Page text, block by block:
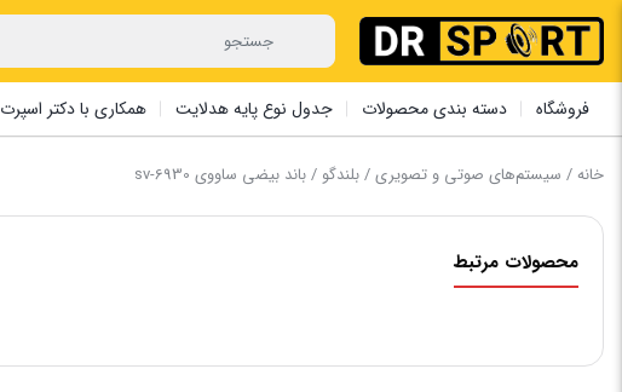
فروشگاه دسته بندی محصولات جدول نوع پایه هدلایت همکاری با دکتر اسپرت
خانه/ سیستم‌های صوتی و تصویری/بلندگو / باند بیضی ساووی sv-6930
محصولات مرتبط